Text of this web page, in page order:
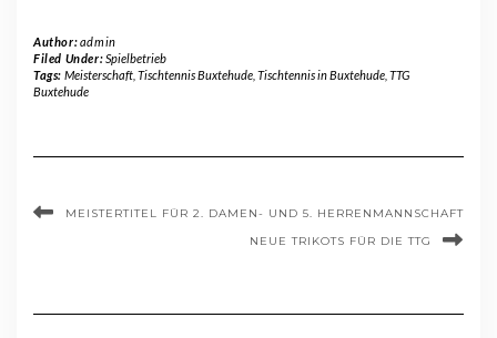
Author:admin
Filed Under: Spielbetrieb
Tags: Meisterschaft, Tischtennis Buxtehude, Tischtennis in Buxtehude, TTG
Buxtehude
MEISTERTITEL FÜR 2. DAMEN- UND 5. HERRENMANNSCHAFT
NEUE TRIKOTS FÜR DIE TTG